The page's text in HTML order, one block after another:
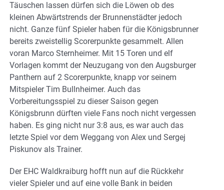
Täuschen lassen dürfen sich die Löwen ob des
kleinen Abwärtstrends der Brunnenstädter jedoch
nicht. Ganze fünf Spieler haben für die Königsbrunner
bereits zweistellig Scorerpunkte gesammelt. Allen
voran Marco Sternheimer. Mit 15 Toren und elf
Vorlagen kommt der Neuzugang von den Augsburger
Panthern auf 2 Scorerpunkte, knapp vor seinem
Mitspieler Tim Bullnheimer. Auch das
Vorbereitungsspiel zu dieser Saison gegen
Königsbrunn dürften viele Fans noch nicht vergessen
haben. Es ging nicht nur 3:8 aus, es war auch das
letzte Spiel vor dem Weggang von Alex und Sergej
Piskunov als Trainer.
Der EHC Waldkraiburg hofft nun auf die Rückkehr
vieler Spieler und auf eine volle Bank in beiden